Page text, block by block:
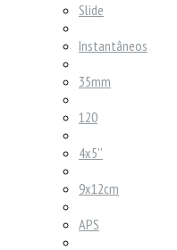
Slide
Instantâneos
35mm
120
4x5''
9x12cm
APS